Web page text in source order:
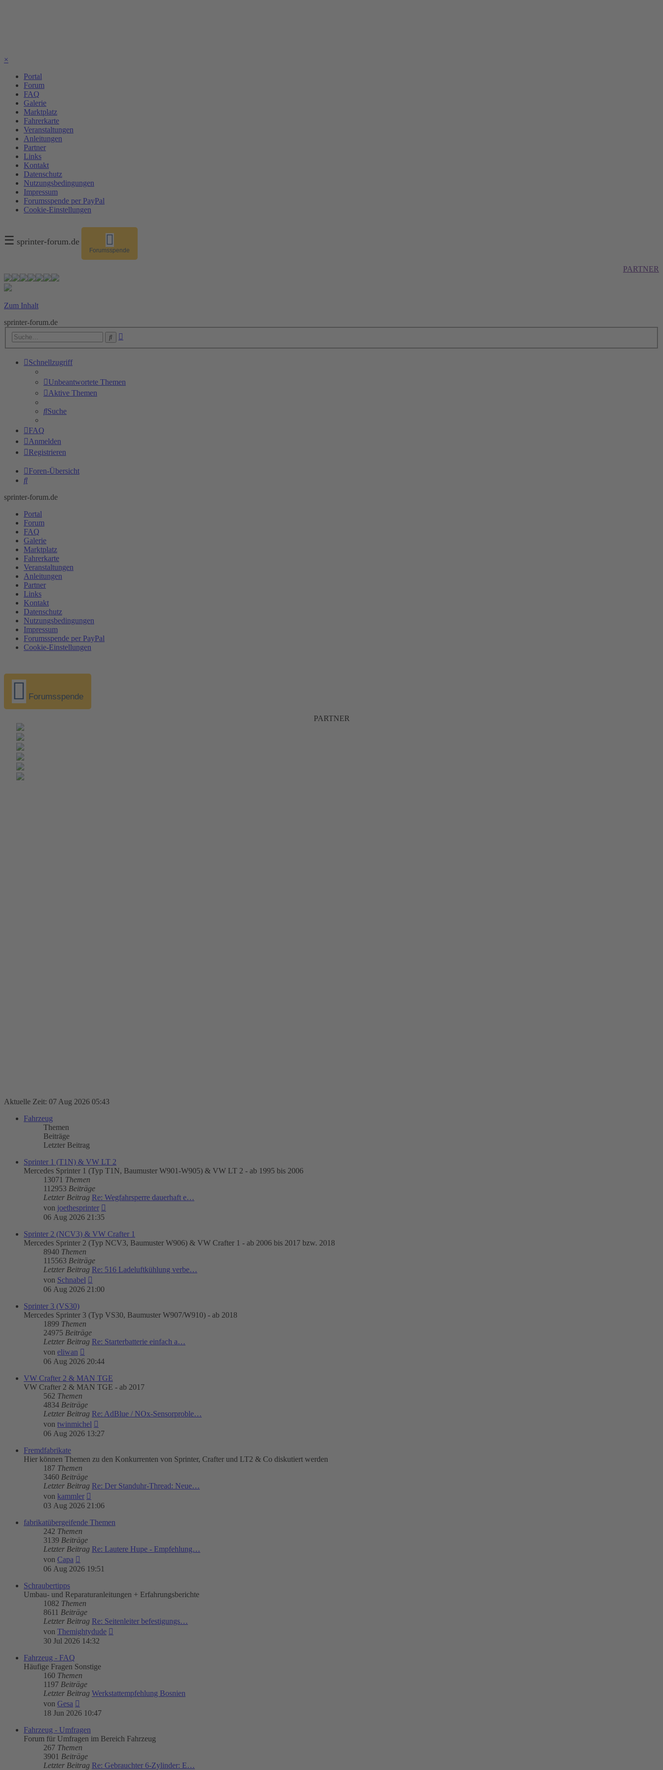
×
Portal
Forum
FAQ
Galerie
Marktplatz
Fahrerkarte
Veranstaltungen
Anleitungen
Partner
Links
Kontakt
Datenschutz
Nutzungsbedingungen
Impressum
Forumsspende per PayPal
Cookie-Einstellungen
☰ sprinter-forum.de
Forumsspende
PARTNER
Zum Inhalt
sprinter-forum.de
Suche
Schnellzugriff
Unbeantwortete Themen
Aktive Themen
Suche
FAQ
Anmelden
Registrieren
Foren-Übersicht
Suche
sprinter-forum.de
Portal
Forum
FAQ
Galerie
Marktplatz
Fahrerkarte
Veranstaltungen
Anleitungen
Partner
Links
Kontakt
Datenschutz
Nutzungsbedingungen
Impressum
Forumsspende per PayPal
Cookie-Einstellungen
Forumsspende
PARTNER
Aktuelle Zeit: 07 Aug 2026 05:43
Fahrzeug
Themen
Beiträge
Letzter Beitrag
Sprinter 1 (T1N) & VW LT 2
Mercedes Sprinter 1 (Typ T1N, Baumuster W901-W905) & VW LT 2 - ab 1995 bis 2006
13071 Themen
112953 Beiträge
Letzter Beitrag Re: Wegfahrsperre dauerhaft e…
von joethesprinter
06 Aug 2026 21:35
Sprinter 2 (NCV3) & VW Crafter 1
Mercedes Sprinter 2 (Typ NCV3, Baumuster W906) & VW Crafter 1 - ab 2006 bis 2017 bzw. 2018
8940 Themen
115563 Beiträge
Letzter Beitrag Re: 516 Ladeluftkühlung verbe…
von Schnabel
Beitrag
06 Aug 2026 21:00
Sprinter 3 (VS30)
Mercedes Sprinter 3 (Typ VS30, Baumuster W907/W910) - ab 2018
1899 Themen
24975 Beiträge
Letzter Beitrag Re: Starterbatterie einfach a…
von eliwan
Beitrag
06 Aug 2026 20:44
VW Crafter 2 & MAN TGE
VW Crafter 2 & MAN TGE - ab 2017
562 Themen
4834 Beiträge
Letzter Beitrag Re: AdBlue / NOx-Sensorproble…
von twinmichel
Beitrag
06 Aug 2026 13:27
Fremdfabrikate
Hier können Themen zu den Konkurrenten von Sprinter, Crafter und LT2 & Co diskutiert werden
187 Themen
3460 Beiträge
Letzter Beitrag Re: Der Standuhr-Thread: Neue…
von kammler
Beitrag
03 Aug 2026 21:06
fabrikatübergeifende Themen
242 Themen
3139 Beiträge
Letzter Beitrag Re: Lautere Hupe - Empfehlung…
von Capa
Beitrag
06 Aug 2026 19:51
Schraubertipps
Umbau- und Reparaturanleitungen + Erfahrungsberichte
1082 Themen
8611 Beiträge
Letzter Beitrag Re: Seitenleiter befestigungs…
von Themightydude
30 Jul 2026 14:32
Fahrzeug - FAQ
Häufige Fragen Sonstige
160 Themen
1197 Beiträge
Letzter Beitrag Werkstattempfehlung Bosnien
von Gesa
Beitrag
18 Jun 2026 10:47
Fahrzeug - Umfragen
Forum für Umfragen im Bereich Fahrzeug
267 Themen
3901 Beiträge
Letzter Beitrag Re: Gebrauchter 6-Zylinder: E…